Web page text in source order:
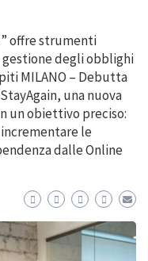
offre strumenti
degli obblighi
MILANO – Debutta
una nuova
un obiettivo preciso:
le
dalle Online